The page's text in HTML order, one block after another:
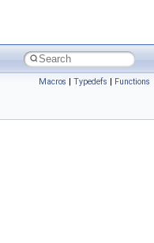
Macros | Typedefs | Functions